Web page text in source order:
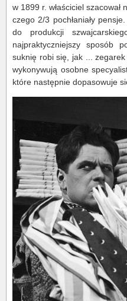
w 1899 r. właściciel
czego 2/3 pochłaniały
do produkcji
najpraktyczniejszy sposób
suknię robi się, jak ...
wykonywują osobne
które następnie dopasowuje